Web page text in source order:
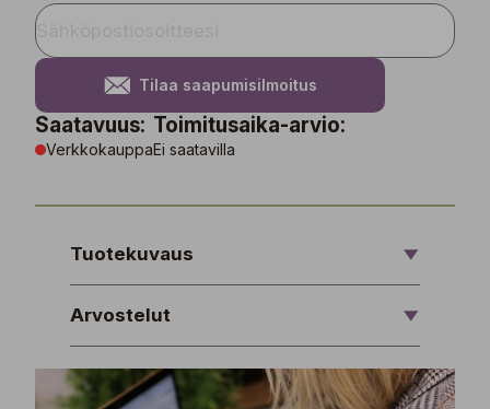
Tilaa saapumisilmoitus
Saatavuus:
Verkkokauppa
Toimitusaika-arvio:
Ei saatavilla
Tuotekuvaus
Arvostelut